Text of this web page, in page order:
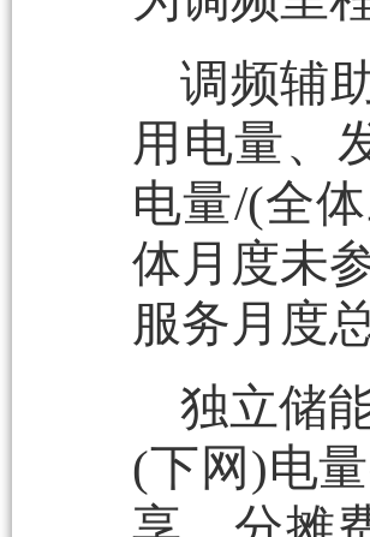
调频辅
用电量、
电量/(全
体月度未
服务月度
独立储
(下网)电